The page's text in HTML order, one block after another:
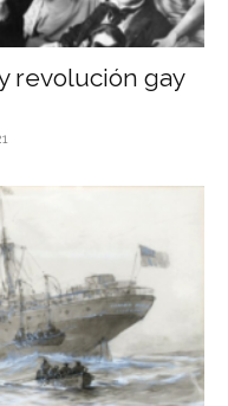
revolución gay